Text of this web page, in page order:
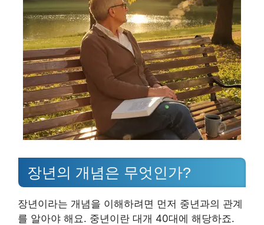
장년의 개념은 무엇인가?
장년이라는 개념을 이해하려면 먼저 중년과의 관계
를 알아야 해요. 중년이란 대개 40대에 해당하죠.